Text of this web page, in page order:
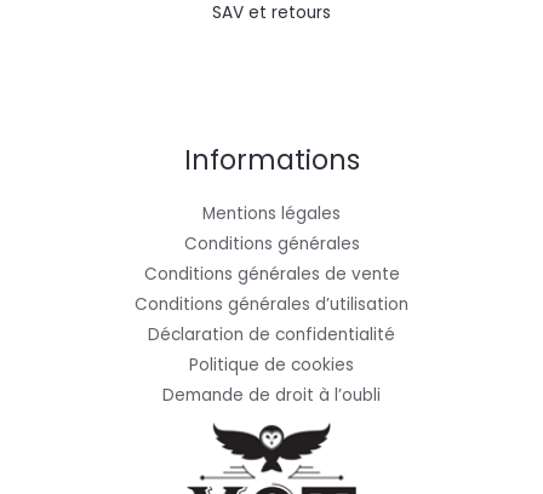
SAV et retours
Informations
Mentions légales
Conditions générales
Conditions générales de vente
Conditions générales d’utilisation
Déclaration de confidentialité
Politique de cookies
Demande de droit à l’oubli